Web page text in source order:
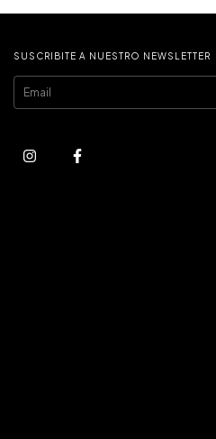
SUSCRIBITE A NUESTRO NEWSLETTER